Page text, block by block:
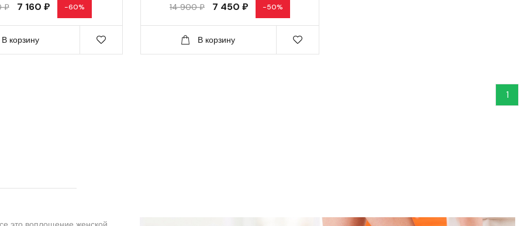
₽ 7 160 ₽ -60%
В корзину
14 900 ₽ 7 450 ₽ -50%
В корзину
1